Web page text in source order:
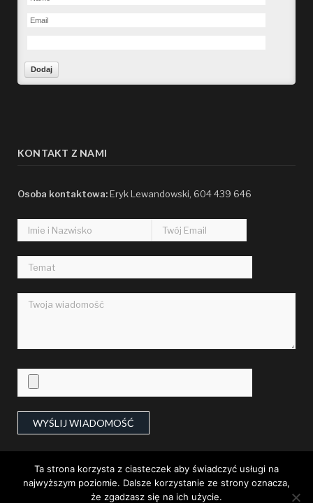
Flora Paucek DVM 19:14, 09.17.2023
Carmen Gorczany
Terry Wilderman
intangible
09:37, 08.13.2023
KONTAKT Z NAMI
Osoba kontaktowa:Eryk Lewandowski, 604 439 646
© 2000-2014 wegliniec24.pl Wszelkie prawa zastrzeżone. |
Ta strona korzysta z ciasteczek aby świadczyć usługi na
najwyższym poziomie. Dalsze korzystanie ze strony oznacza,
że zgadzasz się na ich użycie.